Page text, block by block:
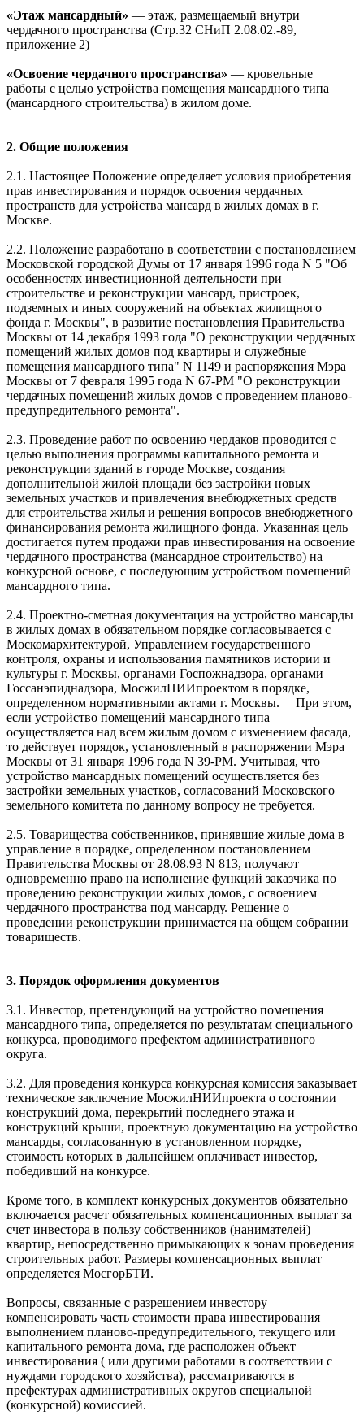
«Этаж мансардный» — этаж, размещаемый внутри
чердачного пространства (Стр.32 СНиП 2.08.02.-89,
приложение 2)
«Освоение чердачного пространства» — кровельные
работы с целью устройства помещения мансардного типа
(мансардного строительства) в жилом доме.
2. Общие положения
2.1. Настоящее Положение определяет условия приобретения
прав инвестирования и порядок освоения чердачных
пространств для устройства мансард в жилых домах в г.
Москве.
2.2. Положение разработано в соответствии с постановлением
Московской городской Думы от 17 января 1996 года N 5 "Об
особенностях инвестиционной деятельности при
строительстве и реконструкции мансард, пристроек,
подземных и иных сооружений на объектах жилищного
фонда г. Москвы", в развитие постановления Правительства
Москвы от 14 декабря 1993 года "О реконструкции чердачных
помещений жилых домов под квартиры и служебные
помещения мансардного типа" N 1149 и распоряжения Мэра
Москвы от 7 февраля 1995 года N 67-РМ "О реконструкции
чердачных помещений жилых домов с проведением планово-
предупредительного ремонта".
2.3. Проведение работ по освоению чердаков проводится с
целью выполнения программы капитального ремонта и
реконструкции зданий в городе Москве, создания
дополнительной жилой площади без застройки новых
земельных участков и привлечения внебюджетных средств
для строительства жилья и решения вопросов внебюджетного
финансирования ремонта жилищного фонда. Указанная цель
достигается путем продажи прав инвестирования на освоение
чердачного пространства (мансардное строительство) на
конкурсной основе, с последующим устройством помещений
мансардного типа.
2.4. Проектно-сметная документация на устройство мансарды
в жилых домах в обязательном порядке согласовывается с
Москомархитектурой, Управлением государственного
контроля, охраны и использования памятников истории и
культуры г. Москвы, органами Госпожнадзора, органами
Госсанэпиднадзора, МосжилНИИпроектом в порядке,
определенном нормативными актами г. Москвы. При этом,
если устройство помещений мансардного типа
осуществляется над всем жилым домом с изменением фасада,
то действует порядок, установленный в распоряжении Мэра
Москвы от 31 января 1996 года N 39-РМ. Учитывая, что
устройство мансардных помещений осуществляется без
застройки земельных участков, согласований Московского
земельного комитета по данному вопросу не требуется.
2.5. Товарищества собственников, принявшие жилые дома в
управление в порядке, определенном постановлением
Правительства Москвы от 28.08.93 N 813, получают
одновременно право на исполнение функций заказчика по
проведению реконструкции жилых домов, с освоением
чердачного пространства под мансарду. Решение о
проведении реконструкции принимается на общем собрании
товариществ.
3. Порядок оформления документов
3.1. Инвестор, претендующий на устройство помещения
мансардного типа, определяется по результатам специального
конкурса, проводимого префектом административного
округа.
3.2. Для проведения конкурса конкурсная комиссия заказывает
техническое заключение МосжилНИИпроекта о состоянии
конструкций дома, перекрытий последнего этажа и
конструкций крыши, проектную документацию на устройство
мансарды, согласованную в установленном порядке,
стоимость которых в дальнейшем оплачивает инвестор,
победивший на конкурсе.
Кроме того, в комплект конкурсных документов обязательно
включается расчет обязательных компенсационных выплат за
счет инвестора в пользу собственников (нанимателей)
квартир, непосредственно примыкающих к зонам проведения
строительных работ. Размеры компенсационных выплат
определяется МосгорБТИ.
Вопросы, связанные с разрешением инвестору
компенсировать часть стоимости права инвестирования
выполнением планово-предупредительного, текущего или
капитального ремонта дома, где расположен объект
инвестирования ( или другими работами в соответствии с
нуждами городского хозяйства), рассматриваются в
префектурах административных округов специальной
(конкурсной) комиссией.